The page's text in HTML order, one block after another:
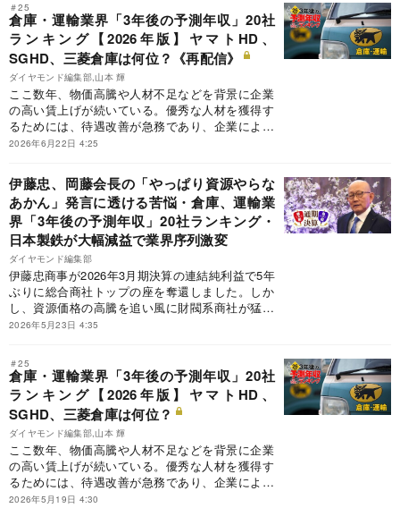
＃25
倉庫・運輸業界「3年後の予測年収」20社
ランキング【2026年版】ヤマトHD、
SGHD、三菱倉庫は何位？《再配信》
ダイヤモンド編集部,山本 輝
ここ数年、物価高騰や人材不足などを背景に企業
の高い賃上げが続いている。優秀な人材を獲得す
るためには、待遇改善が急務であり、企業による
賃上げ競争の様相を呈している。そこで、倉庫・
社のランキングを作成した。
2026年6月22日 4:25
伊藤忠、岡藤会長の「やっぱり資源やらな
あかん」発言に透ける苦悩・倉庫、運輸業
界「3年後の予測年収」20社ランキング・
日本製鉄が大幅減益で業界序列激変
ダイヤモンド編集部
伊藤忠商事が2026年3月期決算の連結純利益で5年
ぶりに総合商社トップの座を奪還しました。しか
し、資源価格の高騰を追い風に財閥系商社が猛追
していて、今期（27年3月期）の純利益見通しで
きた伊藤忠ですが、巨額の利益を生む「資源ビジ
ネス」の壁を前に、岡藤正広会長CEOからは資源
分野への積極投資を示唆する発言が飛び出しまし
た。「利は川下にあり」を掲げてきた伊藤忠にと
って、方針の大転換とも取れます。各事業の
ROA（総資産利益率）から、商社トップ争いの構
造と伊藤忠トップの悩みを解剖します。
2026年5月23日 4:35
＃25
倉庫・運輸業界「3年後の予測年収」20社
ランキング【2026年版】ヤマトHD、
SGHD、三菱倉庫は何位？
ダイヤモンド編集部,山本 輝
ここ数年、物価高騰や人材不足などを背景に企業
の高い賃上げが続いている。優秀な人材を獲得す
るためには、待遇改善が急務であり、企業による
賃上げ競争の様相を呈している。そこで、倉庫・
2026年5月19日 4:30